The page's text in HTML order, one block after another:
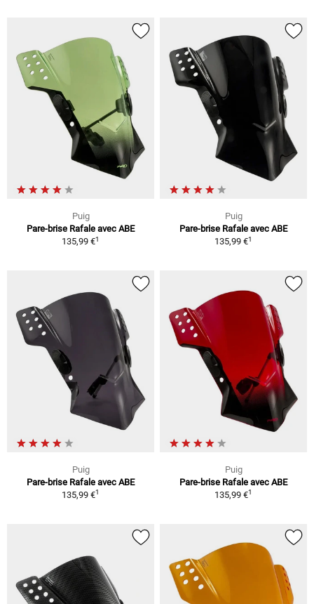
Puig
Pare-brise Rafale avec ABE
135,99 €1
Puig
Pare-brise Rafale avec ABE
135,99 €1
Puig
Pare-brise Rafale avec ABE
135,99 €1
Puig
Pare-brise Rafale avec ABE
135,99 €1